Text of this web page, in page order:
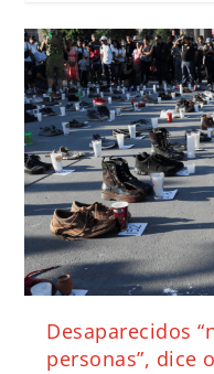
Desaparecidos
personas”, dice